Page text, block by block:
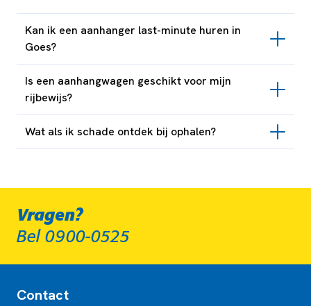
Kan ik een aanhanger last-minute huren in
Goes?
Is een aanhangwagen geschikt voor mijn
rijbewijs?
Wat als ik schade ontdek bij ophalen?
Vragen?
Bel 0900-0525
Contact